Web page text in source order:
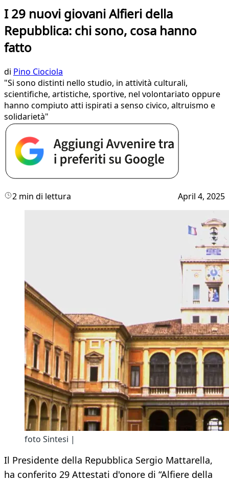
I 29 nuovi giovani Alfieri della
Repubblica: chi sono, cosa hanno
fatto
di Pino Ciociola
"Si sono distinti nello studio, in attività culturali,
scientifiche, artistiche, sportive, nel volontariato oppure
hanno compiuto atti ispirati a senso civico, altruismo e
solidarietà"
2 min di lettura April 4, 2025
foto Sintesi |
Il Presidente della Repubblica Sergio Mattarella,
ha conferito 29 Attestati d'onore di “Alfiere della